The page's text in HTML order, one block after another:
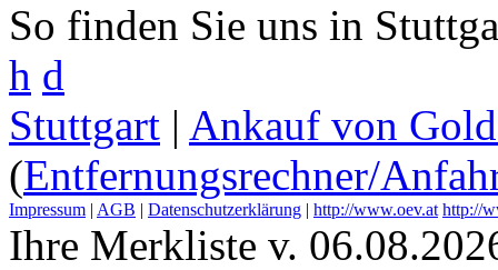
So finden Sie uns in
h d
Stuttgart | Ankauf von
(Entfernungsrechner/
Impressum | AGB | Datenschutzerklärung | http://www.oev.at http://
Ihre Merkliste v.